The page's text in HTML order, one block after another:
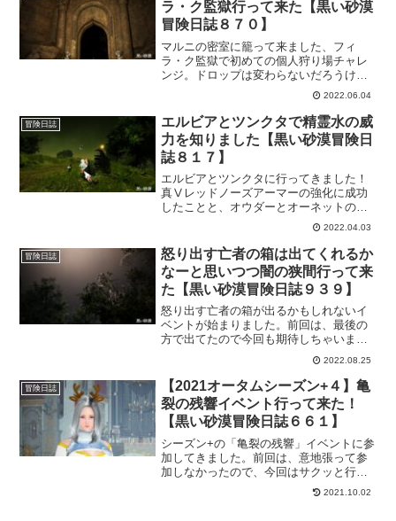
ば一番早いんだけどね。
ラ・ク監獄行って来た【黒い砂漠
冒険日誌８７０】
マルニの密室に籠って来ました、フィ
ラ・ク監獄で初めての個人狩り場チャレ
ンジ。ドロップは変わらないだろうけ
ど、誰も居ない、来ないとわかっている
だけで安心して狩りが出来るってのは凄
くありがたい。1時間のマルニの密室を楽
しんできました。
2022.06.04
冒険日誌
エルビアとツンクタで精霊水の威
力を知りました【黒い砂漠冒険日
誌８１７】
エルビアとツンクタに行ってきました！
真Ⅴレッドノーズアーマーの強化に成功
したことと、オウダーとオーネットの精
霊酒を貰ったのでお試しです。結果
は…。まぁ、プレイヤースキルの低さが
一番の要因ですが散々でした、せめて精
霊水はあった方がいいよなって答えが出
ましたｗ
2022.04.03
冒険日誌
怒り出す亡者の箱は出てくれるか
なーと思いつつ闇の狭間行って来
た【黒い砂漠冒険日誌９３９】
怒り出す亡者の箱が出るかもしれないイ
ベントが始まりました。前回は、最後の
方で出てたので今回も期待しちゃいま
す。とりあえずは、イベントの闇の狭間
ボスにまずは行ってみます。たぶん、イ
ベント始まったところだから怒り出す亡
者の箱は出ないと予想してますが。
2022.08.25
冒険日誌
【2021オータムシーズン+４】亀
裂の残響イベント行って来た！
【黒い砂漠冒険日誌６６１】
シーズン+の「亀裂の残響」イベントに参
加してきました。前回は、意地張って参
加しなかったので、今回はサクッと行っ
てきました。若干面倒かなと思ってまし
たけど、思ったより簡単に参加出来たの
2021.10.02